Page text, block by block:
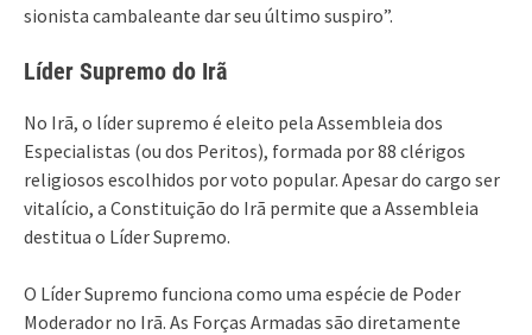
sionista cambaleante dar seu último suspiro”.
Líder Supremo do Irã
No Irã, o líder supremo é eleito pela Assembleia dos
Especialistas (ou dos Peritos), formada por 88 clérigos
religiosos escolhidos por voto popular. Apesar do cargo ser
vitalício, a Constituição do Irã permite que a Assembleia
destitua o Líder Supremo.
O Líder Supremo funciona como uma espécie de Poder
Moderador no Irã. As Forças Armadas são diretamente